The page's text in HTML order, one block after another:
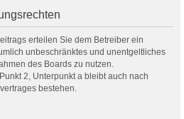
erteilen Sie dem Betreiber ein
unbeschränktes und unentgeltliches
des Boards zu nutzen.
2, Unterpunkt a bleibt auch nach
bestehen.